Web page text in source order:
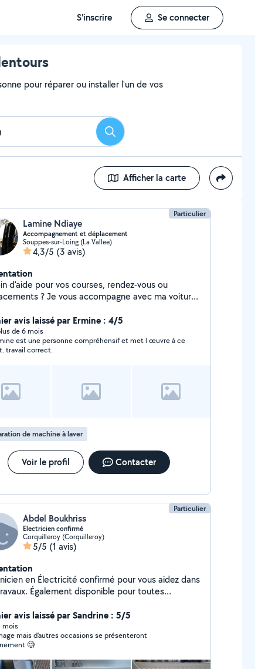
S'inscrire Se connecter
pour réparer ou installer l'un de vos
Rechercher
Afficher la carte
Particulier
Lamine Ndiaye
Accompagnement et déplacement
Souppes-sur-Loing (La Vallee)
4,3/5 (3 avis)
d'aide pour vos courses, rendez-vous ou
? Je vous accompagne avec ma voiture,
et péages. Sérieux, ponctuel et serviable.
avis laissé par Ermine : 4/5
de 6 mois
est une personne compréhensif et met l œuvre à ce
travail correct.
de machine à laver
Voir le profil Contacter
Particulier
Abdel Boukhriss
Electricien confirmé
Corquilleroy (Corquilleroy)
5/5 (1 avis)
en Électricité confirmé pour vous aidez dans
Également disponible pour toutes
avis laissé par Sandrine : 5/5
mois
mais d’autres occasions se présenteront
🧐